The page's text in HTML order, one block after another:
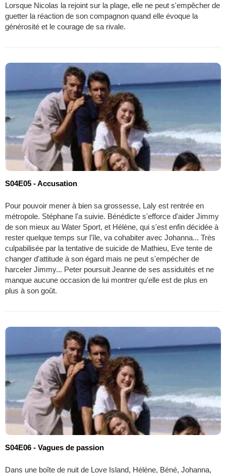
Lorsque Nicolas la rejoint sur la plage, elle ne peut s'empêcher de
guetter la réaction de son compagnon quand elle évoque la
générosité et le courage de sa rivale.
S04E05 - Accusation
Pour pouvoir mener à bien sa grossesse, Laly est rentrée en
métropole. Stéphane l'a suivie. Bénédicte s'efforce d'aider Jimmy
de son mieux au Water Sport, et Hélène, qui s'est enfin décidée à
rester quelque temps sur l'île, va cohabiter avec Johanna... Très
culpabilisée par la tentative de suicide de Mathieu, Eve tente de
changer d'attitude à son égard mais ne peut s'empécher de
harceler Jimmy... Peter poursuit Jeanne de ses assiduités et ne
manque aucune occasion de lui montrer qu'elle est de plus en
plus à son goût.
S04E06 - Vagues de passion
Dans une boîte de nuit de Love Island, Hélène, Béné, Johanna,